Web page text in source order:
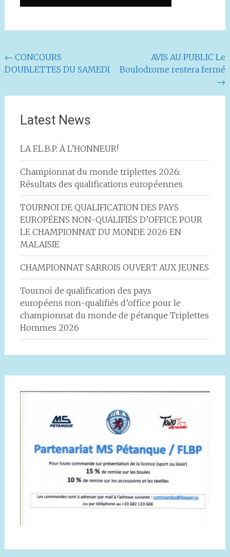
Navigation
de
l'article
← CONCOURS
DOUBLETTES DU SAMEDI
AVIS AU PUBLIC Le
Boulodrome restera fermé
→
Latest News
LA F.L.B.P. À L’HONNEUR!
Championnat du monde triplettes 2026:
Résultats des qualifications européennes
TOURNOI DE QUALIFICATION DES PAYS
EUROPÉENS NON-QUALIFIÉS D’OFFICE POUR
LE CHAMPIONNAT DU MONDE 2026 EN
MALAISIE
CHAMPIONNAT SARROIS OUVERT AUX JEUNES
Tournoi de qualification des pays
européens non-qualifiés d’office pour le
championnat du monde de pétanque Triplettes
Hommes 2026